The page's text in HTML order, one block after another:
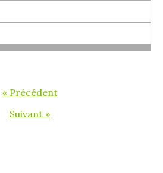
« Précédent
Suivant »